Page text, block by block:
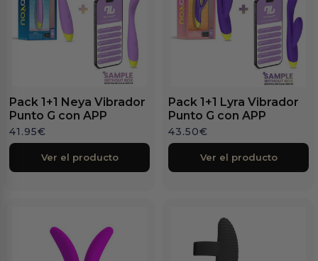
Pack 1+1 Neya Vibrador
Punto G con APP
41.95€
Ver el producto
Pack 1+1 Lyra Vibrador
Punto G con APP
43.50€
Ver el producto